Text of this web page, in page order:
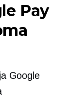
Pay
Google